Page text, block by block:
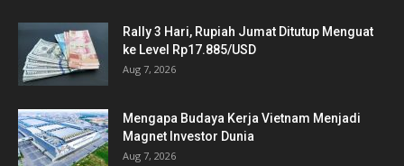
Rally 3 Hari, Rupiah Jumat Ditutup Menguat
ke Level Rp17.885/USD
Aug 7, 2026
Mengapa Budaya Kerja Vietnam Menjadi
Magnet Investor Dunia
Aug 7, 2026